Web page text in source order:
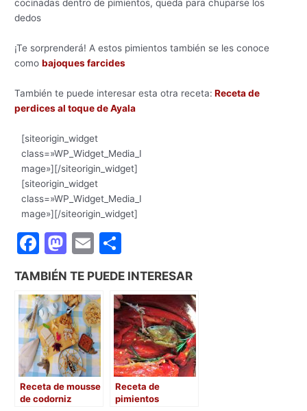
cocinadas dentro de pimientos, queda para chuparse los
dedos
¡Te sorprenderá! A estos pimientos también se les conoce
comobajoques farcides
También te puede interesar esta otra receta: Receta de
perdices al toque de Ayala
[siteorigin_widget
class=»WP_Widget_Media_I
mage»][/siteorigin_widget]
[siteorigin_widget
class=»WP_Widget_Media_I
mage»][/siteorigin_widget]
F
a
c
e
b
o
o
k
M
a
st
o
d
o
n
E
m
ai
l
o
m
p
ar
tir
TAMBIÉN TE PUEDE INTERESAR
Receta de mousse
de codorniz
Receta de
pimientos